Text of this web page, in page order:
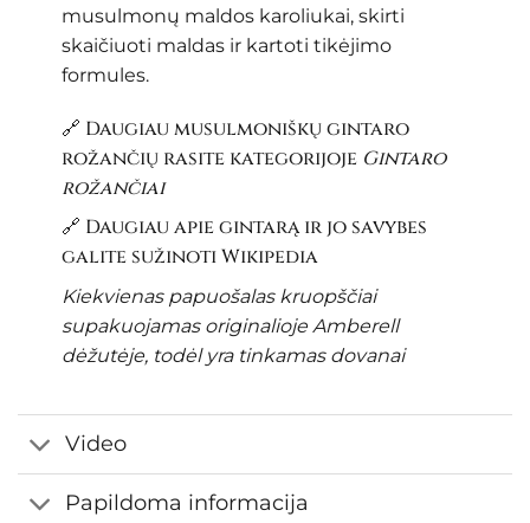
musulmonų maldos karoliukai, skirti
skaičiuoti maldas ir kartoti tikėjimo
formules.
🔗 Daugiau musulmoniškų gintaro
rožančių rasite kategorijoje Gintaro
rožančiai
🔗 Daugiau apie gintarą ir jo savybes
galite sužinotiWikipedia
Kiekvienas papuošalas kruopščiai
supakuojamas originalioje Amberell
dėžutėje, todėl yra tinkamas dovanai
Video
Papildoma informacija